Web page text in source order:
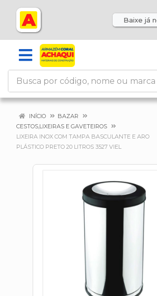
Baixe já
INÍCIO
BAZAR
CESTOS,LIXEIRAS E GAVETEIROS
LIXEIRA INOX COM TAMPA BASCULANTE E ARO
PLÁSTICO PRETO 20 LITROS 3527 VIEL